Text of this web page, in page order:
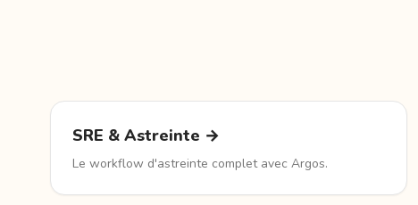
SRE & Astreinte →
Le workflow d'astreinte complet avec Argos.